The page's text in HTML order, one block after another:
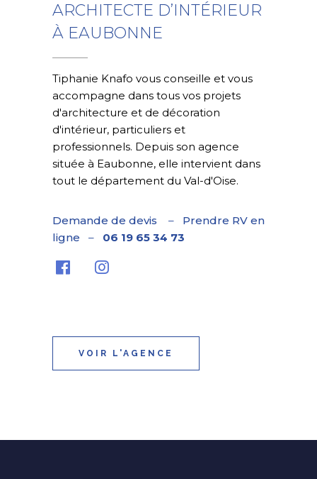
ARCHITECTE D’INTÉRIEUR
À EAUBONNE
Tiphanie Knafo vous conseille et vous
accompagne dans tous vos projets
d'architecture et de décoration
d'intérieur, particuliers et
professionnels. Depuis son agence
située à Eaubonne, elle intervient dans
tout le département du Val-d'Oise.
Demande de devis – Prendre RV en
ligne – 06 19 65 34 73
VOIR L'AGENCE